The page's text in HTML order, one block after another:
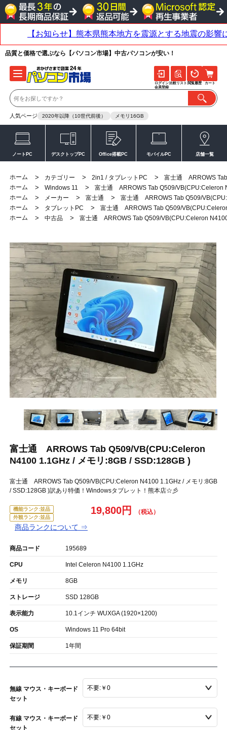
品質と価格で選ぶなら【パソコン市場】中古パソコンが安い！
人気ページ 2020年以降（10世代前後） メモリ16GB
ログイン
会員登録
比較リスト 閲覧履歴 カート
ノートPC デスクトップPC Office搭載PC モバイルPC 店舗一覧
ホーム > カテゴリー > 2in1 / タブレットPC >
富士通 ARROWS
ホーム
> Windows 11 >
富士通 ARROWS Tab Q509/VB(CPU:Celeron
ホーム
> メーカー > 富士通 >
富士通 ARROWS Tab Q509/
ホーム
> タブレットPC >
富士通 ARROWS Tab Q509/
ホーム
> 中古品 > 富士通 ARROWS Tab Q509/VB(CPU:Celeron
富士通 ARROWS Tab Q509/VB(CPU:Celeron
N4100 1.1GHz / メモリ:8GB / SSD:128GB )
富士通 ARROWS Tab Q509/VB(CPU:Celeron N4100 1.1GHz / メモリ:8GB
/ SSD:128GB )訳あり特価！Windowsタブレット！熊本店☆彡
機能ランク:並品
外観ランク:並品
商品ランクについて ⇒
19,800円
商品コード 195689
CPU Intel Celeron N4100 1.1GHz
メモリ 8GB
ストレージ SSD 128GB
表示能力 10.1インチ WUXGA (1920×1200)
OS Windows 11 Pro 64bit
保証期間 1年間
無線 マウス・キーボード
セット
有線 マウス・キーボード
セット